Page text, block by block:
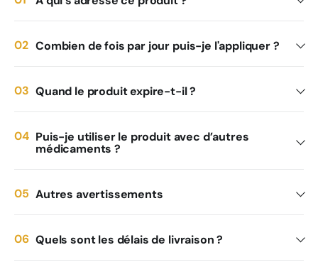
Combien de fois par jour puis-je l'appliquer ?
Quand le produit expire-t-il ?
Puis-je utiliser le produit avec d’autres
médicaments ?
Autres avertissements
Quels sont les délais de livraison ?